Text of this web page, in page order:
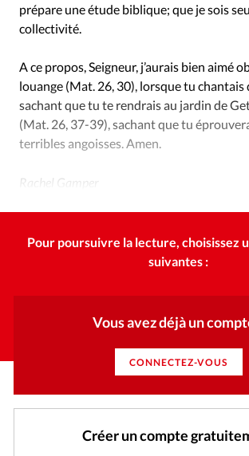
prépare une étude biblique; que je sois
collectivité.
A ce propos, Seigneur, j’aurais bien aimé
louange (Mat. 26, 30), lorsque tu chantais
sachant que tu te rendrais au jardin de
(Mat. 26, 37-39), sachant que tu
terribles angoisses. Amen.
Rachel Gamper
Pour poursuivre la lecture, choisissez
suivantes :
Vous avez déjà un
CONNECTEZ-VOUS
Créer un compte